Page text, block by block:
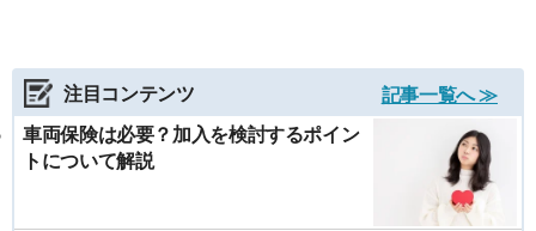
注目コンテンツ
記事一覧へ ≫
車両保険は必要？加入を検討するポイン
トについて解説